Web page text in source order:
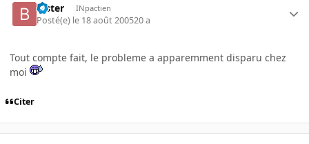
Bister INpactien
Posté(e) le 18 août 200520 a
Tout compte fait, le probleme a apparemment disparu chez
moi
Citer